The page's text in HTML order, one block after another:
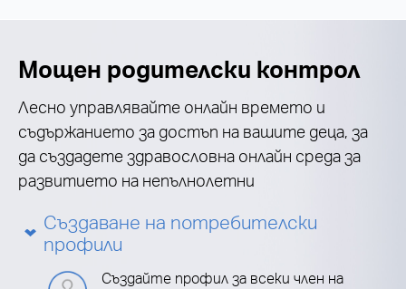
Мощен родителски контрол
Лесно управлявайте онлайн времето и
съдържанието за достъп на вашите деца, за
да създадете здравословна онлайн среда за
развитието на непълнолетни
Създаване на потребителски
профили
Създайте профил за всеки член на